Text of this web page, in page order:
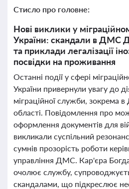
Стисло про головне:
Нові виклики у
України: скандали в ДМС
та приклади легалізації
посвідки на проживання
Останні події у сфері
України привернули увагу до
міграційної служби, зокрема в
області. Повідомлення про
оформлення документів для
викликали суспільний
сумнів прозорість роботи
управління ДМС. Кар'єра
очолює службу,
скандалами, що підкреслює